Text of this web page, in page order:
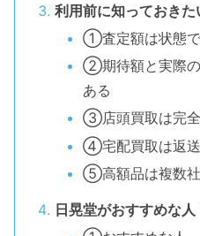
利用前に知っておきた
①査定額は状態で
②期待額と実際の
ある
③店頭買取は完
④宅配買取は返
⑤高額品は複数社
日晃堂がおすすめな